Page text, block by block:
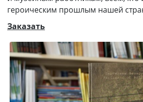
героическим прошлым нашей
Заказать